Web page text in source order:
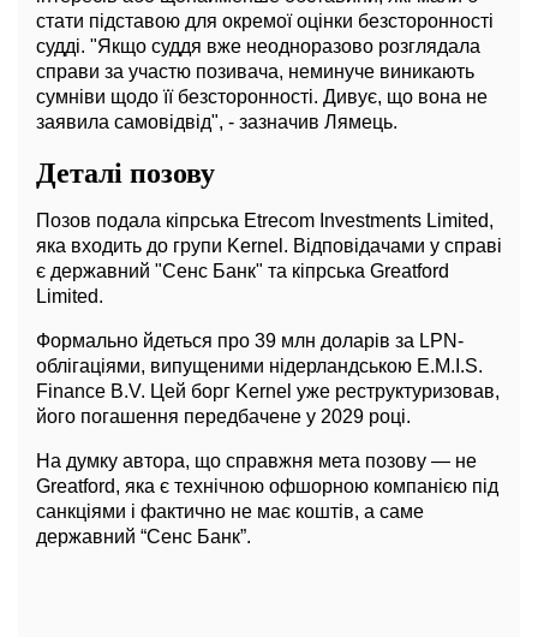
стати підставою для окремої оцінки безсторонності
судді. "Якщо суддя вже неодноразово розглядала
справи за участю позивача, неминуче виникають
сумніви щодо її безсторонності. Дивує, що вона не
заявила самовідвід", - зазначив Лямець.
Деталі позову
Позов подала кіпрська Etrecom Investments Limited,
яка входить до групи Kernel. Відповідачами у справі
є державний "Сенс Банк" та кіпрська Greatford
Limited.
Формально йдеться про 39 млн доларів за LPN-
облігаціями, випущеними нідерландською E.M.I.S.
Finance B.V. Цей борг Kernel уже реструктуризовав,
його погашення передбачене у 2029 році.
На думку автора, що справжня мета позову — не
Greatford, яка є технічною офшорною компанією під
санкціями і фактично не має коштів, а саме
державний “Сенс Банк”.